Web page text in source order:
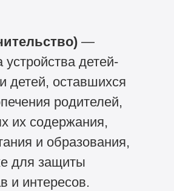
—
детей-
детей, оставшихся
родителей,
их содержания,
и образования,
для защиты
и интересов.